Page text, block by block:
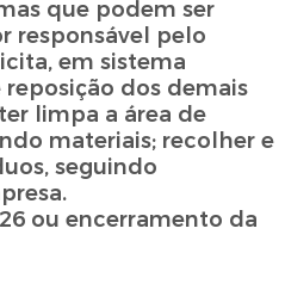
que podem ser
responsável pelo
em sistema
dos demais
limpa a área de
materiais; recolher e
seguindo
ou encerramento da